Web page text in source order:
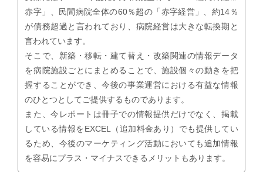
赤字」、民間病院全体の60％超の「赤字経営」、約14％
が債務超過と言われており、病院経営は大きな転換期と
言われています。
そこで、新築・移転・建て替え・改築関連の情報データ
を病院施設ごとにまとめることで、施設個々の動きを把
握することができ、今後の事業運営における有益な情報
のひとつとしてご提供するものであります。
また、今レポートは冊子での情報提供だけでなく、掲載
している情報をEXCEL（追加料金あり）でも提供してい
るため、今後のマーケティング活動においても追加情報
を容易にプラス・マイナスできるメリットもあります。